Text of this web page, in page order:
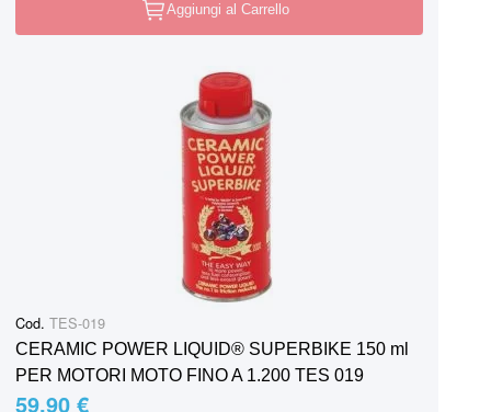
Aggiungi al Carrello
Cod. TES-019
CERAMIC POWER LIQUID® SUPERBIKE 150 ml
PER MOTORI MOTO FINO A 1.200 TES 019
59,90 €